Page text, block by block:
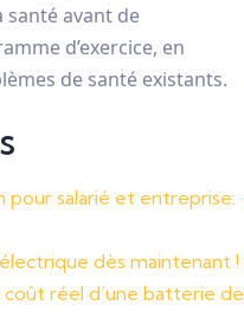
avant de
d’exercice, en
de santé existants.
salarié et entreprise:
dès maintenant !
réel d’une batterie de